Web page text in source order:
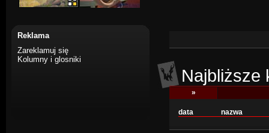
Reklama
Zareklamuj się
Kolumny i glosniki
Najbliższe
»
data nazwa